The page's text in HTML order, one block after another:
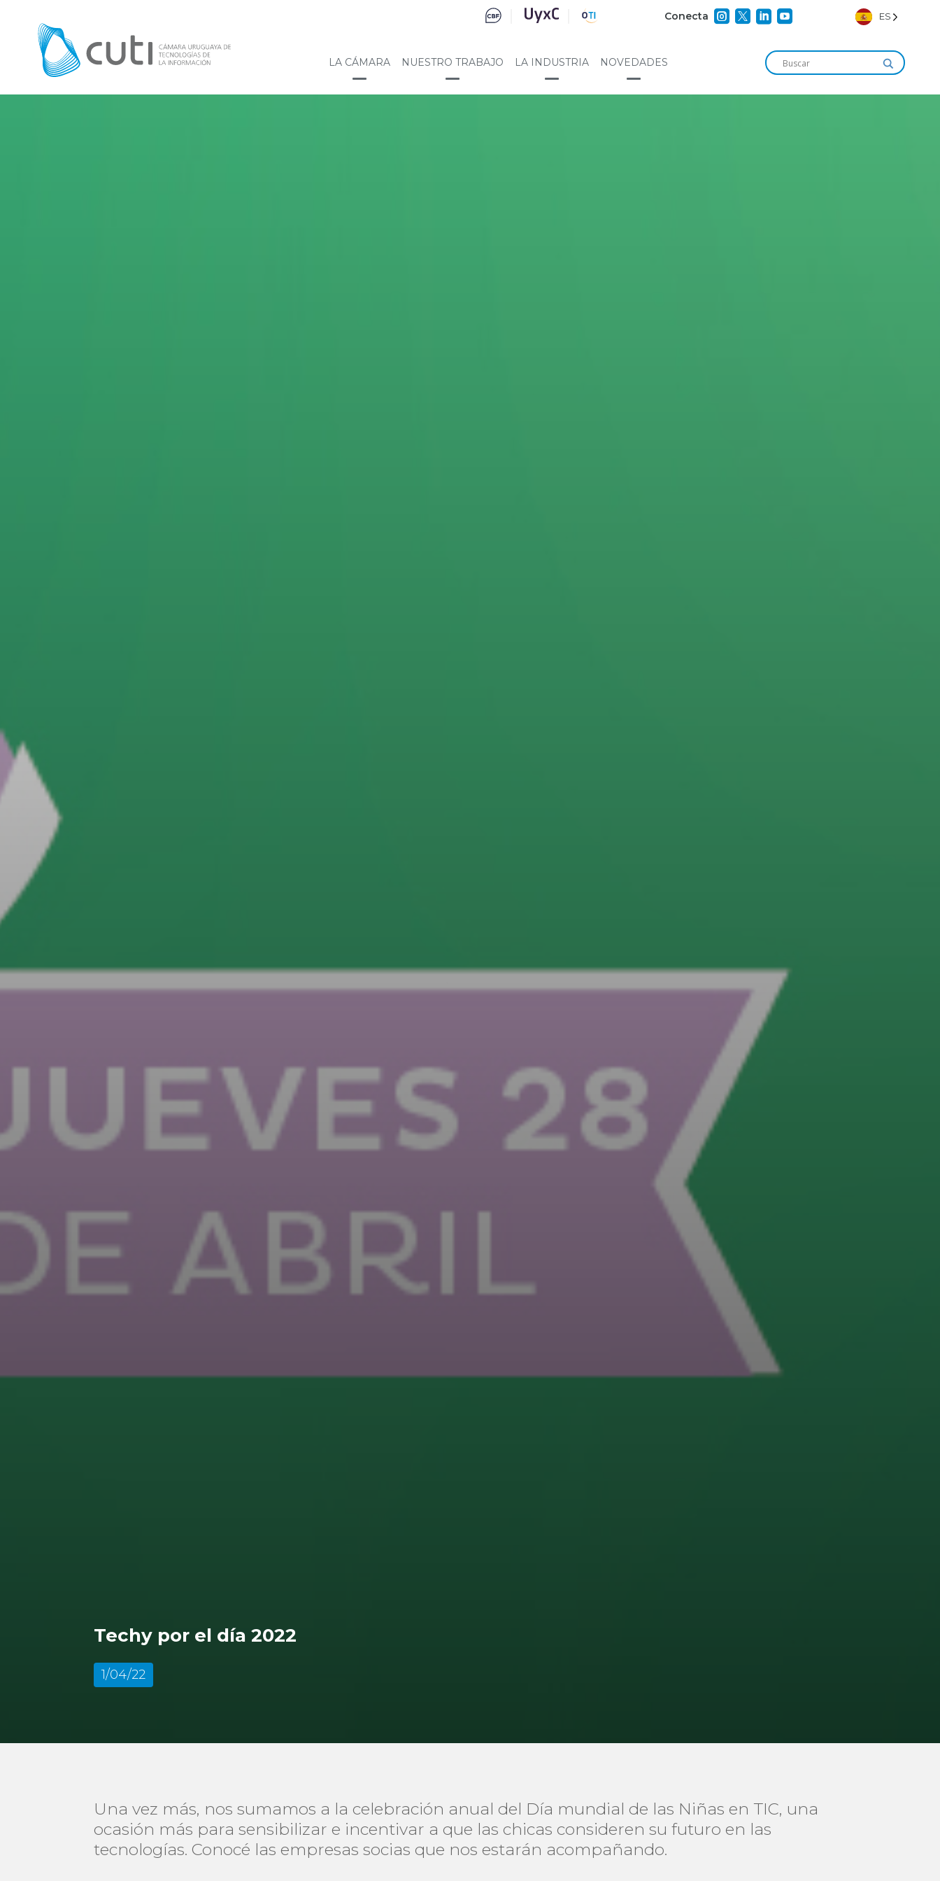
Conecta     ES
LA CÁMARA NUESTRO TRABAJO LA INDUSTRIA NOVEDADES
Techy por el día 2022
1/04/22
Una vez más, nos sumamos a la celebración anual del Día mundial de las Niñas en TIC, una
ocasión más para sensibilizar e incentivar a que las chicas consideren su futuro en las
tecnologías. Conocé las empresas socias que nos estarán acompañando.